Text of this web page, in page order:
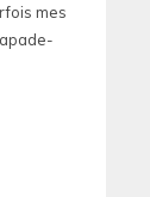
mes